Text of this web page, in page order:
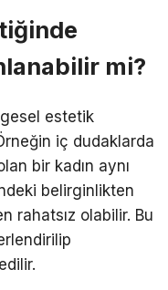
mi?
estetik
iç dudaklarda
bir kadın aynı
belirginlikten
rahatsız olabilir. Bu